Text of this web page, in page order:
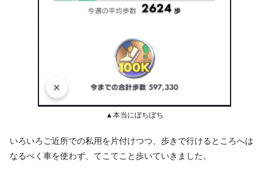
▲本当にぼちぼち
いろいろご近所での私用を片付けつつ、歩きで行けるところへは
なるべく車を使わず、てこてこと歩いていきました。